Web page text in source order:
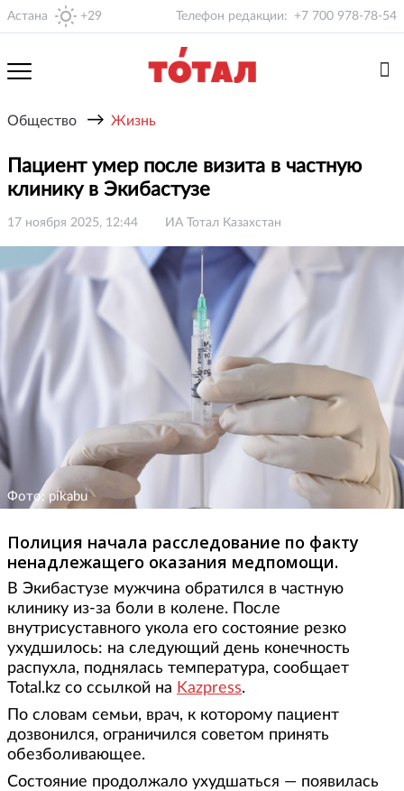
Астана +29 Телефон редакции: +7 700 978-78-54
Общество → Жизнь
Пациент умер после визита в частную
клинику в Экибастузе
17 ноября 2025, 12:44 ИА Тотал Казахстан
Фото: pikabu
Полиция начала расследование по факту
ненадлежащего оказания медпомощи.
В Экибастузе мужчина обратился в частную
клинику из-за боли в колене. После
внутрисуставного укола его состояние резко
ухудшилось: на следующий день конечность
распухла, поднялась температура, сообщает
Total.kz со ссылкой на Kazpress.
По словам семьи, врач, к которому пациент
дозвонился, ограничился советом принять
обезболивающее.
Состояние продолжало ухудшаться — появилась